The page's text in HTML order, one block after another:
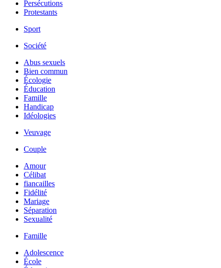
Persécutions
Protestants
Sport
Société
Abus sexuels
Bien commun
Écologie
Éducation
Famille
Handicap
Idéologies
Veuvage
Couple
Amour
Célibat
fiancailles
Fidélité
Mariage
Séparation
Sexualité
Famille
Adolescence
École